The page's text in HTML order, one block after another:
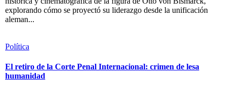
explorando cómo se proyectó su liderazgo desde la unificación
aleman...
Política
El retiro de la Corte Penal Internacional: crimen de lesa
humanidad